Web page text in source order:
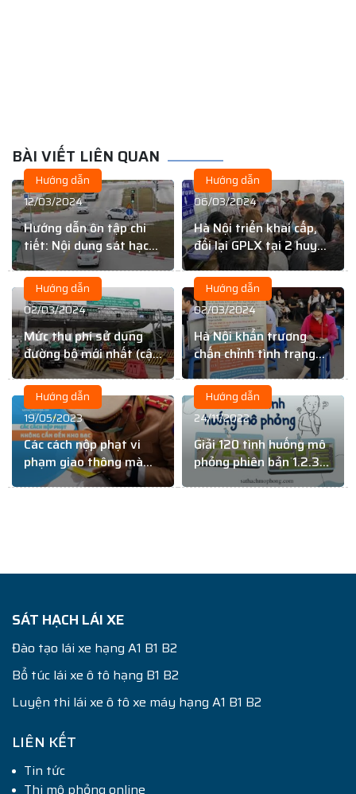
BÀI VIẾT LIÊN QUAN
Hướng dẫn
12/03/2024
Hướng dẫn ôn tập chi
tiết: Nội dung sát hạch
lái xe mới nhất
Hướng dẫn
06/03/2024
Hà Nội triển khai cấp,
đổi lại GPLX tại 2 huyện
mới từ 13/11
Hướng dẫn
02/03/2024
Mức thu phí sử dụng
đường bộ mới nhất (cập
nhật 02/03/2024)
Hướng dẫn
02/03/2024
Hà Nội khẩn trương
chấn chỉnh tình trạng
“cò” đổi giấy phép lái xe
Hướng dẫn
19/05/2023
Các cách nộp phạt vi
phạm giao thông mà
không cần phải đến Kho
Hướng dẫn
24/11/2022
Giải 120 tình huống mô
phỏng phiên bản 1.2.3
mới nhất – Phần 1
SÁT HẠCH LÁI XE
Đào tạo lái xe hạng A1 B1 B2
Bổ túc lái xe ô tô hạng B1 B2
Luyện thi lái xe ô tô xe máy hạng A1 B1 B2
LIÊN KẾT
Tin tức
Thi mô phỏng online